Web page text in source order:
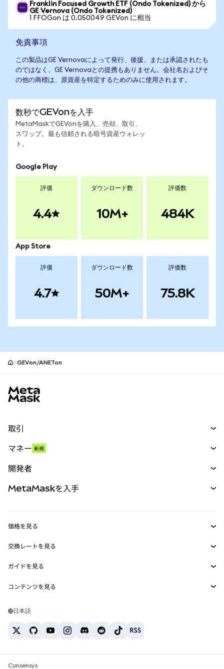
Franklin Focused Growth ETF (Ondo Tokenized) から
GE Vernova (Ondo Tokenized)
1 FFOGon は 0.050049 GEVon に相当
免責事項
この製品はGE Vernovaによって発行、後援、または承認されたも
のではなく、GE Vernovaとの提携もありません。会社名およびそ
の他の商標は、原資産を特定するためのみに使用されます。
数秒でGEVonを入手
MetaMaskでGEVonを購入、売却、取引、
スワップ。最も信頼される暗号資産ウォレッ
ト。
Google Play
評価
4.4
ダウンロード数
10M+
評価数
484K
App Store
評価
4.7
ダウンロード数
50M+
評価数
75.8K
GEVon/ANETon
取引
パーペチュアル
RWA
マネー 新規
開発者
MetaMask Connect
Snaps
Web3サービス
MetaMaskを入手
セキュリティ
サポート
キャリア
お問い合わせ
価格を見る
イーサリアムの価格
Solanaの価格
Tetherの価格
交換レートを見る
ETH→USD
USDT→INR
BTC→INR
ETH→USDT
ガイドを見る
ETHの購入
USDTの購入
SHIBの購入
コンテンツを見る
Solanaウォレット
日本語
Consensys